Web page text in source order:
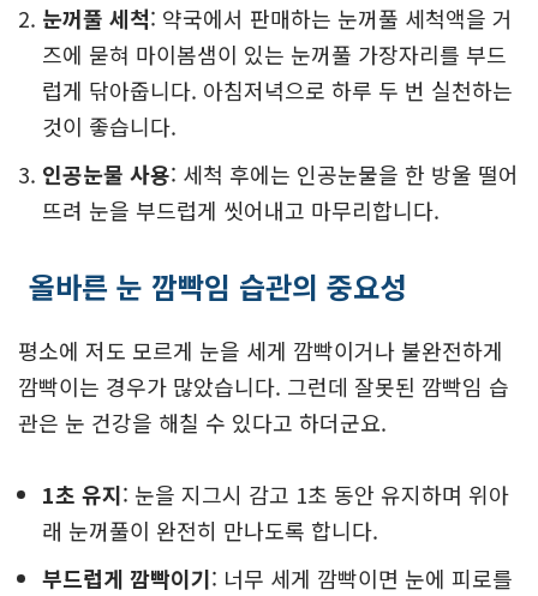
눈꺼풀 세척: 약국에서 판매하는 눈꺼풀 세척액을 거
즈에 묻혀 마이봄샘이 있는 눈꺼풀 가장자리를 부드
럽게 닦아줍니다. 아침저녁으로 하루 두 번 실천하는
것이 좋습니다.
인공눈물 사용: 세척 후에는 인공눈물을 한 방울 떨어
뜨려 눈을 부드럽게 씻어내고 마무리합니다.
올바른 눈 깜빡임 습관의 중요성
평소에 저도 모르게 눈을 세게 깜빡이거나 불완전하게
깜빡이는 경우가 많았습니다. 그런데 잘못된 깜빡임 습
관은 눈 건강을 해칠 수 있다고 하더군요.
1초 유지: 눈을 지그시 감고 1초 동안 유지하며 위아
래 눈꺼풀이 완전히 만나도록 합니다.
부드럽게 깜빡이기: 너무 세게 깜빡이면 눈에 피로를